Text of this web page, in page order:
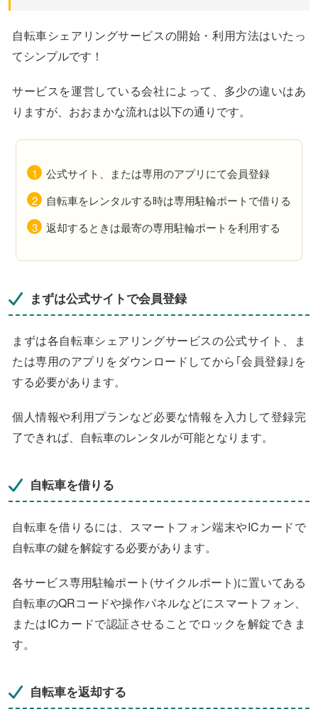
自転車シェアリングサービスの開始・利用方法はいたっ
てシンプルです！
サービスを運営している会社によって、多少の違いはあ
りますが、おおまかな流れは以下の通りです。
公式サイト、または専用のアプリにて会員登録
自転車をレンタルする時は専用駐輪ポートで借りる
返却するときは最寄の専用駐輪ポートを利用する
まずは公式サイトで会員登録
まずは各自転車シェアリングサービスの公式サイト、ま
たは専用のアプリをダウンロードしてから｢会員登録｣を
する必要があります。
個人情報や利用プランなど必要な情報を入力して登録完
了できれば、自転車のレンタルが可能となります。
自転車を借りる
自転車を借りるには、スマートフォン端末やICカードで
自転車の鍵を解錠する必要があります。
各サービス専用駐輪ポート(サイクルポート)に置いてある
自転車のQRコードや操作パネルなどにスマートフォン、
またはICカードで認証させることでロックを解錠できま
す。
自転車を返却する